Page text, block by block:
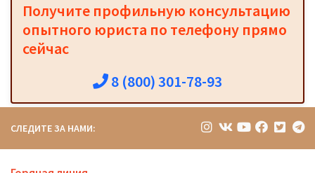
Получите профильную консультацию
опытного юриста по телефону прямо
сейчас
8 (800) 301-78-93
СЛЕДИТЕ ЗА НАМИ: